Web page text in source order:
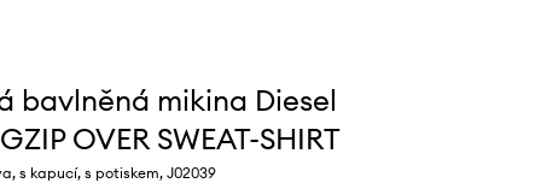
bavlněná mikina Diesel
OVER SWEAT-SHIRT
s kapucí, s potiskem, J02039